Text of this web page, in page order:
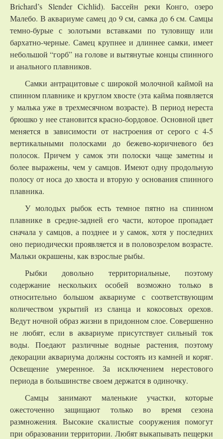
Brichard’s Slender Cichlid). Бассейн реки Конго, озеро
Малебо. В аквариуме самец до 9 см, самка до 6 см. Самцы
темно-бурые с золотыми вставками по туловищу или
бархатно-черные. Самец крупнее и длиннее самки, имеет
небольшой “горб” на голове и вытянутые концы спинного
и анального плавников.
Самки антрацитовые с широкой молочной каймой на
спинном плавнике и круглом хвосте (эта кайма появляется
у малька уже в трехмесячном возрасте). В период нереста
брюшко у нее становится красно-бордовое. Основной цвет
меняется в зависимости от настроения от серого с 4-5
вертикальными полосками до бежево-коричневого без
полосок. Причем у самок эти полоски чаще заметны и
более выражены, чем у самцов. Имеют одну продольную
полосу от носа до хвоста и вторую у основания спинного
плавника.
У молодых рыбок есть темное пятно на спинном
плавнике в средне-задней его части, которое пропадает
сначала у самцов, а позднее и у самок, хотя у последних
оно периодически проявляется и в половозрелом возрасте.
Мальки окрашены, как взрослые рыбы.
Рыбки довольно территориальные, поэтому
содержание нескольких особей возможно только в
относительно большом аквариуме с соответствующим
количеством укрытий из сланца и кокосовых орехов.
Ведут ночной образ жизни в придонном слое. Совершенно
не любят, если в аквариуме присутствует сильный ток
воды. Поедают различные водные растения, поэтому
декорации аквариума должны состоять из камней и коряг.
Освещение умеренное. За исключением нерестового
периода в большинстве своем держатся в одиночку.
Самцы занимают маленькие участки, которые
ожесточенно защищают только во время сезона
размножения. Высокие скалистые сооружения помогут
при образовании территории. Любят выкапывать пещерки